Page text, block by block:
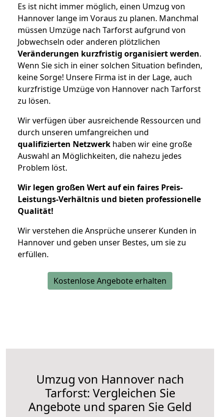
Es ist nicht immer möglich, einen Umzug von
Hannover lange im Voraus zu planen. Manchmal
müssen Umzüge nach Tarforst aufgrund von
Jobwechseln oder anderen plötzlichen
Veränderungen kurzfristig organisiert werden.
Wenn Sie sich in einer solchen Situation befinden,
keine Sorge! Unsere Firma ist in der Lage, auch
kurzfristige Umzüge von Hannover nach Tarforst
zu lösen.
Wir verfügen über ausreichende Ressourcen und
durch unseren umfangreichen und
qualifizierten Netzwerk haben wir eine große
Auswahl an Möglichkeiten, die nahezu jedes
Problem löst.
Wir legen großen Wert auf ein faires Preis-
Leistungs-Verhältnis und bieten professionelle
Qualität!
Wir verstehen die Ansprüche unserer Kunden in
Hannover und geben unser Bestes, um sie zu
erfüllen.
Kostenlose Angebote erhalten
Umzug von Hannover nach
Tarforst: Vergleichen Sie
Angebote und sparen Sie Geld